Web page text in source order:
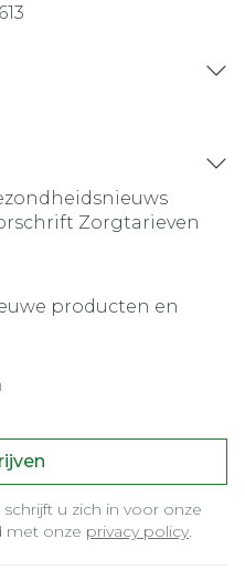
Zorgtarieven
producten en
u zich in voor onze
met onze privacy policy.